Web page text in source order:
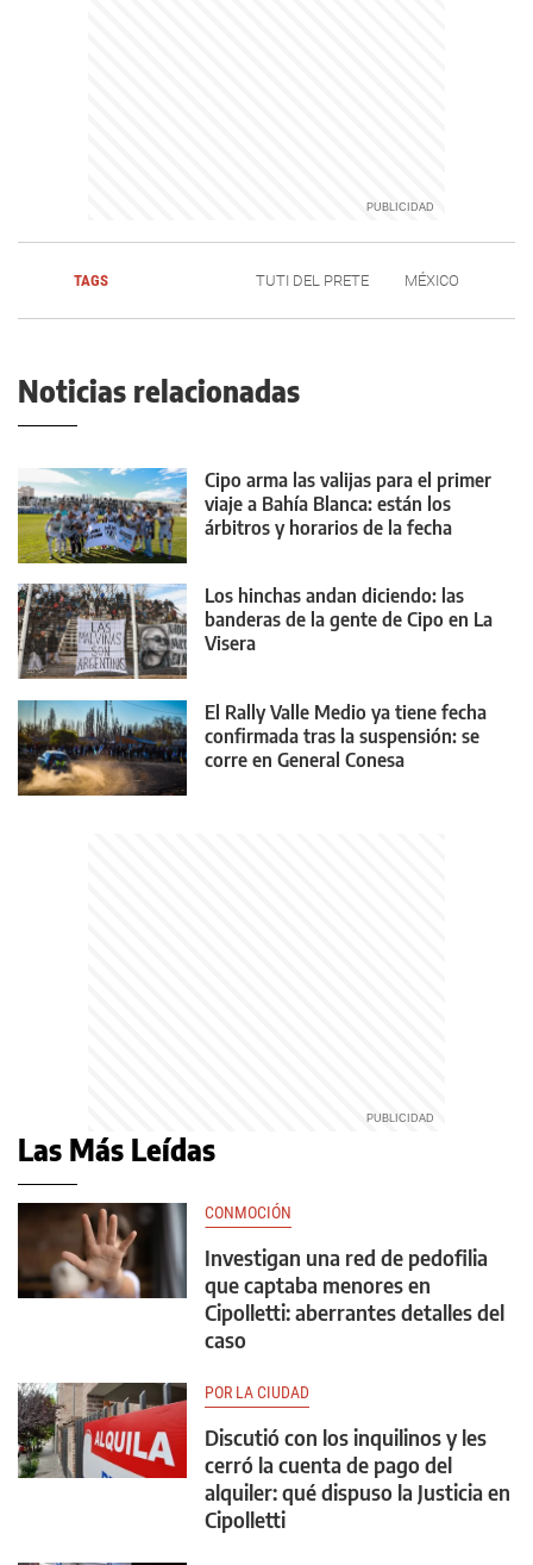
TAGS TUTI DEL PRETE MÉXICO
Noticias relacionadas
Cipo arma las valijas para el primer
viaje a Bahía Blanca: están los
árbitros y horarios de la fecha
Los hinchas andan diciendo: las
banderas de la gente de Cipo en La
Visera
El Rally Valle Medio ya tiene fecha
confirmada tras la suspensión: se
corre en General Conesa
Las Más Leídas
CONMOCIÓN
Investigan una red de pedofilia
que captaba menores en
Cipolletti: aberrantes detalles del
caso
POR LA CIUDAD
Discutió con los inquilinos y les
cerró la cuenta de pago del
alquiler: qué dispuso la Justicia en
Cipolletti